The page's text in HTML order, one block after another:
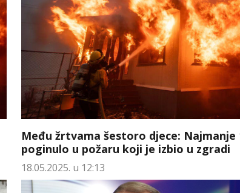
Među žrtvama šestoro djece: Najmanje
poginulo u požaru koji je izbio u zgradi
18.05.2025. u 12:13